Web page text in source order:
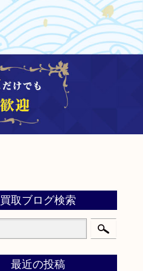
買取ブログ検索
最近の投稿